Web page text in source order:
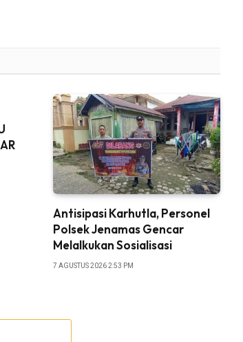
Antisipasi Karhutla, Personel
Polsek Jenamas Gencar
Melalkukan Sosialisasi
7 AGUSTUS 2026 2:53 PM